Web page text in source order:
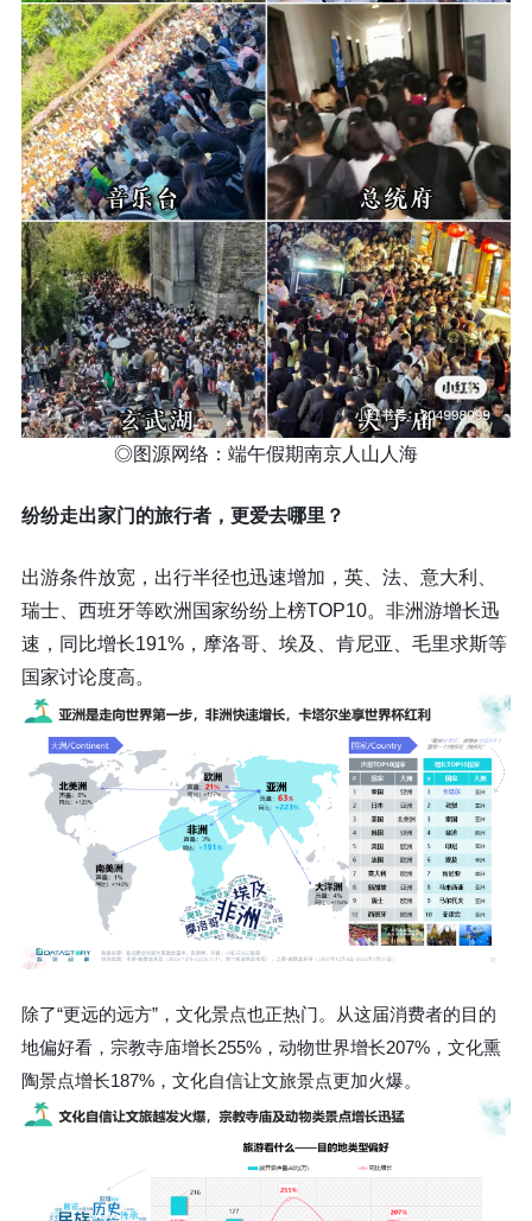
◎图源网络：端午假期南京人山人海
纷纷走出家门的旅行者，更爱去哪里？
出游条件放宽，出行半径也迅速增加，英、法、意大利、
瑞士、西班牙等欧洲国家纷纷上榜TOP10。非洲游增长迅
速，同比增长191%，摩洛哥、埃及、肯尼亚、毛里求斯等
国家讨论度高。
除了“更远的远方”，文化景点也正热门。从这届消费者的目的
地偏好看，宗教寺庙增长255%，动物世界增长207%，文化熏
陶景点增长187%，文化自信让文旅景点更加火爆。